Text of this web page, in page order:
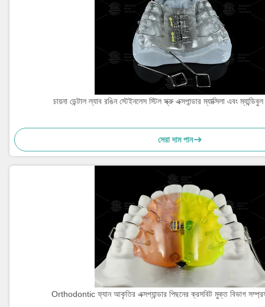
চায়না ডেন্টাল ল্যাব রঙিন স্টেইনলেস স্টিল স্ক্রু এক্সপান্ডার ম্যাক্সিলা এবং
সেরা দাম পান
Orthodontic ফ্যান আকৃতির এক্সপ্যান্ডার পিছনের ক্রসবিট মুক্ত বিভাগ